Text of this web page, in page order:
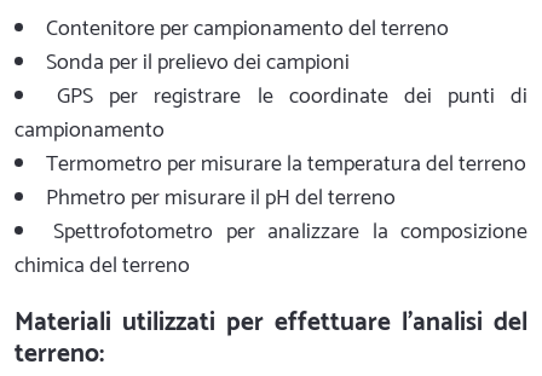
Contenitore per campionamento del terreno
Sonda per il prelievo dei campioni
GPS per registrare le coordinate dei punti di
campionamento
Termometro per misurare la temperatura del terreno
Phmetro per misurare il pH del terreno
Spettrofotometro per analizzare la composizione
chimica del terreno
Materiali utilizzati per effettuare l'analisi del
terreno: